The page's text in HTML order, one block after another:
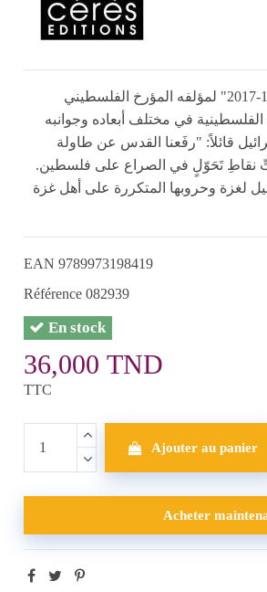
يُشكل كتاب "حرب المئة عام على فلسطين: قصة الاستعمار الاستيطاني والمقاومة 1917-2017" لمؤلفه المؤرخ الفلسطيني
في مختلف أبعاده وجوانبه
قائلاً: "رفَعنا القدس عن طاولة
ستِّ نقاطِ تَحَوّلٍ في الصراع على فلسطين.
إلى حصار اسرائيل لغزة وحروبها المتكررة على أهل غزة
EAN 9789973198419
Référence 082939
En stock
36,000 TND
TTC
Ajouter au panier
Acheter